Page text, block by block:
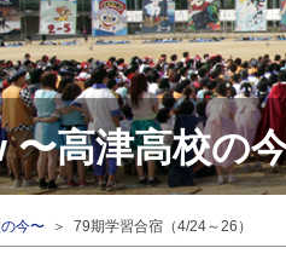
高津高校の
今〜 ＞ 79期学習合宿（4/24～26）